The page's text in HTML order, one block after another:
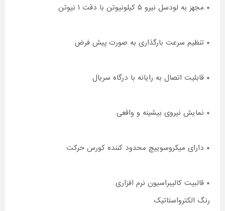
* مجهز به لودسل نیرو ۵ کیلونیوتن با دقت ۱ نیوتن
* تنظیم سرعت بارگذاری به صورت پیش فرض
* قابلیت اتصال به رایانه با درگاه سریال
* نمایش نیروی بیشینه و واقعی
* دارای میکروسوییچ محدود کننده کورس حرکت
* قالبیت کالیبراسیون نرم افزاری
رنگ الکترواستاتیک